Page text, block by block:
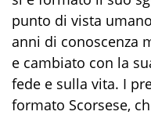
punto di vista
anni di conoscenza
e cambiato con la
fede e sulla vita. I
formato Scorsese,